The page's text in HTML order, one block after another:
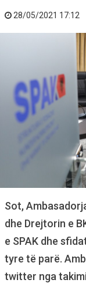
28/05/2021 17:12
Sot,
dhe Drejtorin e
e SPAK dhe
tyre të parë.
twitter nga